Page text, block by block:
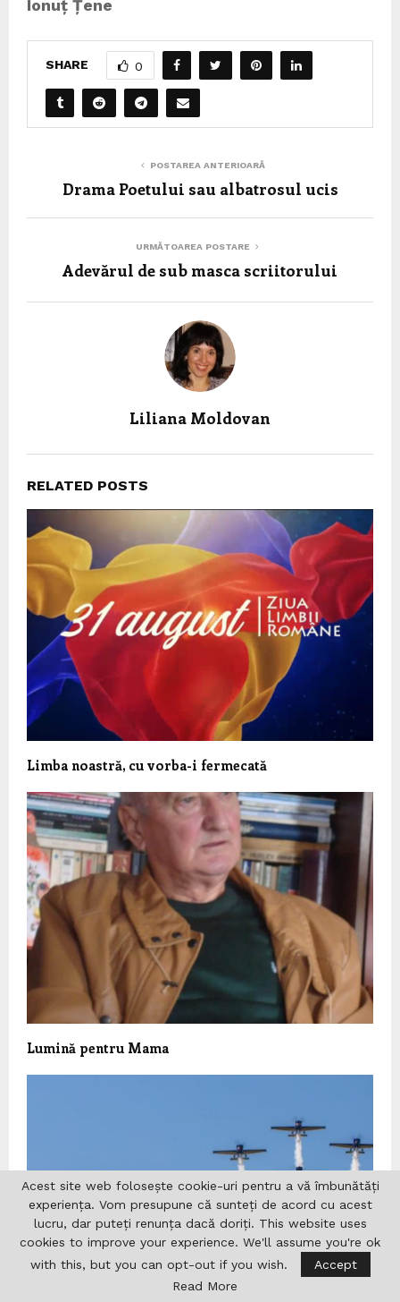
Ionuț Țene
SHARE 0
POSTAREA ANTERIOARĂ
Drama Poetului sau albatrosul ucis
URMĂTOAREA POSTARE
Adevărul de sub masca scriitorului
Liliana Moldovan
RELATED POSTS
Limba noastră, cu vorba-i fermecată
Lumină pentru Mama
Acest site web folosește cookie-uri pentru a vă îmbunătăți
experiența. Vom presupune că sunteți de acord cu acest
lucru, dar puteți renunța dacă doriți. This website uses
cookies to improve your experience. We'll assume you're ok
with this, but you can opt-out if you wish.
Accept
Read More